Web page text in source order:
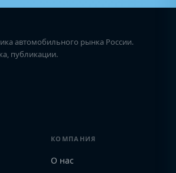
автомобильного рынка России.
публикации.
КОМПАНИЯ
О нас